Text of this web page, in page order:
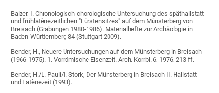
Balzer, I. Chronologisch-chorologische Untersuchung des späthallstatt-
und frühlatènezeitlichen "Fürstensitzes" auf dem Münsterberg von
Breisach (Grabungen 1980-1986). Materialhefte zur Archäologie in
Baden-Württemberg 84 (Stuttgart 2009).
Bender, H., Neuere Untersuchungen auf dem Münsterberg in Breisach
(1966-1975). 1. Vorrömische Eisenzeit. Arch. Korrbl. 6, 1976, 213 ff.
Bender, H./L. Pauli/I. Stork, Der Münsterberg in Breisach II. Hallstatt-
und Latènezeit (1993).